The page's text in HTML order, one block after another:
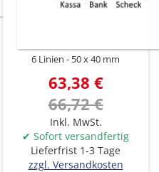
6 Linien 50 x 40 mm
63,38 €
66,72 €
Inkl. MwSt.
✔ Sofort versandfertig
Lieferfrist 1-3 Tage
zzgl. Versandkosten